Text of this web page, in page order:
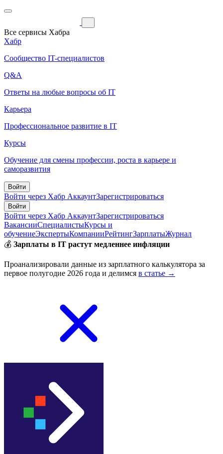
Все сервисы Хабра
Хабр
Сообщество IT-специалистов
Q&A
Ответы на любые вопросы об IT
Карьера
Профессиональное развитие в IT
Курсы
Обучение для смены профессии, роста в карьере и
саморазвития
Войти
Войти через Хабр АккаунтЗарегистрироваться
Войти
Войти через Хабр АккаунтЗарегистрироваться
ВакансииСпециалистыКурсы и
обучениеЭкспертыКомпанииРейтингЗарплатыЖурнал
💰 Зарплаты в IT растут медленнее инфляции
Проанализировали данные из зарплатного калькулятора за
первое полугодие 2026 года и делимся в статье →